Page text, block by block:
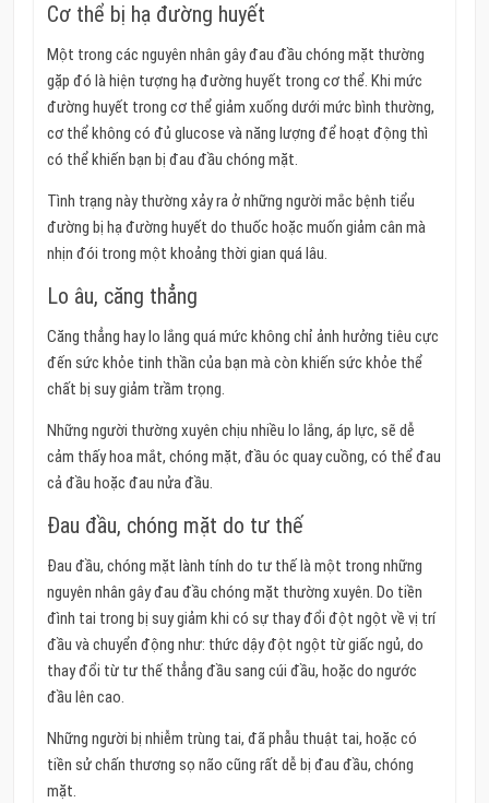
Cơ thể bị hạ đường huyết
Một trong các nguyên nhân gây đau đầu chóng mặt thường
gặp đó là hiện tượng hạ đường huyết trong cơ thể. Khi mức
đường huyết trong cơ thể giảm xuống dưới mức bình thường,
cơ thể không có đủ glucose và năng lượng để hoạt động thì
có thể khiến bạn bị đau đầu chóng mặt.
Tình trạng này thường xảy ra ở những người mắc bệnh tiểu
đường bị hạ đường huyết do thuốc hoặc muốn giảm cân mà
nhịn đói trong một khoảng thời gian quá lâu.
Lo âu, căng thẳng
Căng thẳng hay lo lắng quá mức không chỉ ảnh hưởng tiêu cực
đến sức khỏe tinh thần của bạn mà còn khiến sức khỏe thể
chất bị suy giảm trầm trọng.
Những người thường xuyên chịu nhiều lo lắng, áp lực, sẽ dễ
cảm thấy hoa mắt, chóng mặt, đầu óc quay cuồng, có thể đau
cả đầu hoặc đau nửa đầu.
Đau đầu, chóng mặt do tư thế
Đau đầu, chóng mặt lành tính do tư thế là một trong những
nguyên nhân gây đau đầu chóng mặt thường xuyên. Do tiền
đình tai trong bị suy giảm khi có sự thay đổi đột ngột về vị trí
đầu và chuyển động như: thức dậy đột ngột từ giấc ngủ, do
thay đổi từ tư thế thẳng đầu sang cúi đầu, hoặc do ngước
đầu lên cao.
Những người bị nhiễm trùng tai, đã phẫu thuật tai, hoặc có
tiền sử chấn thương sọ não cũng rất dễ bị đau đầu, chóng
mặt.